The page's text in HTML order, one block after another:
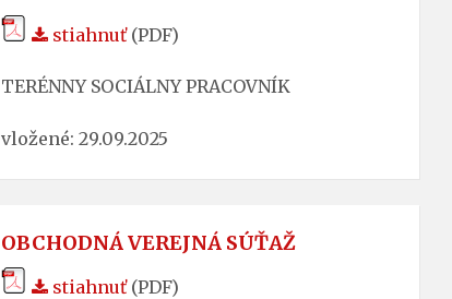
stiahnuť(PDF)
TERÉNNY SOCIÁLNY PRACOVNÍK
vložené: 29.09.2025
OBCHODNÁ VEREJNÁ SÚŤAŽ
stiahnuť(PDF)